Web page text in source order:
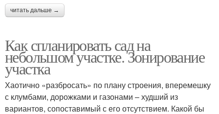
читать дальше →
Как спланировать сад на
небольшом участке. Зонирование
участка
Хаотично «разбросать» по плану строения, вперемешку
с клумбами, дорожками и газонами – худший из
вариантов, сопоставимый с его отсутствием. Какой бы